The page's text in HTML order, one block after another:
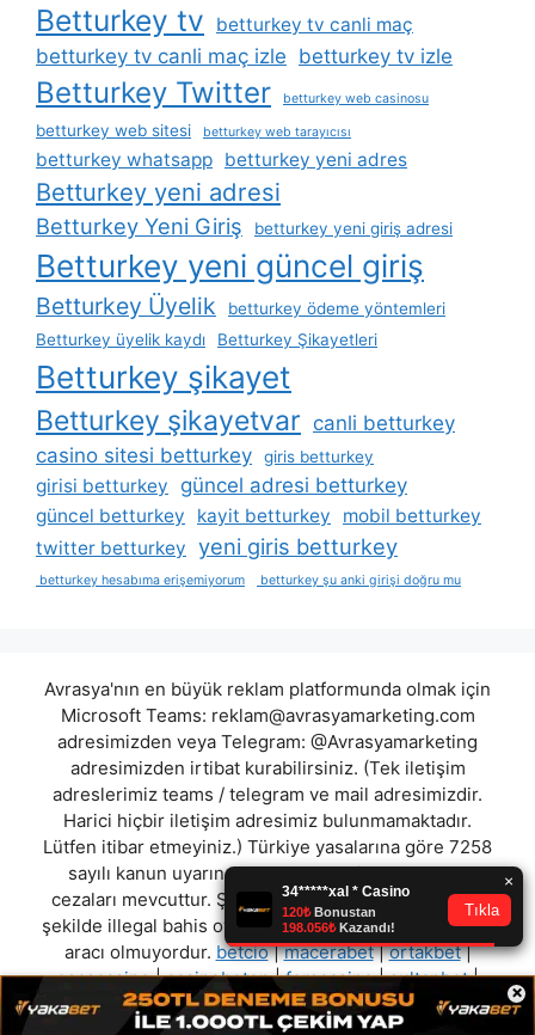
×
Betturkey tv betturkey tv canli maç
betturkey tv canli maç izle betturkey tv izle
Betturkey Twitter betturkey web casinosu
betturkey web sitesi betturkey web tarayıcısı
betturkey whatsapp betturkey yeni adres
Betturkey yeni adresi
Betturkey Yeni Giriş betturkey yeni giriş adresi
Betturkey yeni güncel giriş
Betturkey Üyelik
betturkey ödeme yöntemleri
Betturkey üyelik kaydı
Betturkey Şikayetleri
Betturkey şikayet
Betturkey şikayetvar canli betturkey
casino sitesi betturkey
giris betturkey
girisi betturkey güncel adresi betturkey
güncel betturkey kayit betturkey
mobil betturkey
twitter betturkey yeni giris betturkey
betturkey hesabıma erişemiyorum betturkey şu anki girişi doğru mu
Avrasya'nın en büyük reklam platformunda olmak için
Microsoft Teams: reklam@avrasyamarketing.com
adresimizden veya Telegram: @Avrasyamarketing
adresimizden irtibat kurabilirsiniz. (Tek iletişim
adreslerimiz teams / telegram ve mail adresimizdir.
Harici hiçbir iletişim adresimiz bulunmamaktadır.
Lütfen itibar etmeyiniz.) Türkiye yasalarına göre 7258
sayılı kanun uyarınca yasa dışı bahis oynamanın
cezaları mevcuttur. Şu an bulunduğunuz site hiç bir
şekilde illegal bahis oyunları oynatmıyor ve oynamaya
aracı olmuyordur. betcio|macerabet|ortakbet|
esascasino|casinobeton|forscasino|sultanbet|
parkbahis"